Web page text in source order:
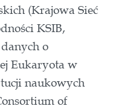
(Krajowa Sieć
KSIB,
o
Eukaryota w
naukowych
of